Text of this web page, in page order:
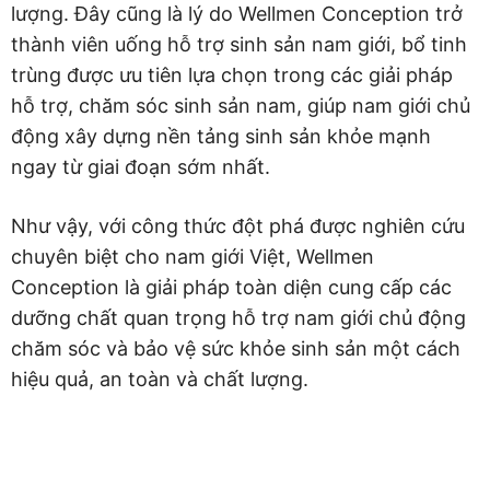
lượng. Đây cũng là lý do Wellmen Conception trở
thành viên uống hỗ trợ sinh sản nam giới, bổ tinh
trùng được ưu tiên lựa chọn trong các giải pháp
hỗ trợ, chăm sóc sinh sản nam, giúp nam giới chủ
động xây dựng nền tảng sinh sản khỏe mạnh
ngay từ giai đoạn sớm nhất.
Như vậy, với công thức đột phá được nghiên cứu
chuyên biệt cho nam giới Việt, Wellmen
Conception là giải pháp toàn diện cung cấp các
dưỡng chất quan trọng hỗ trợ nam giới chủ động
chăm sóc và bảo vệ sức khỏe sinh sản một cách
hiệu quả, an toàn và chất lượng.